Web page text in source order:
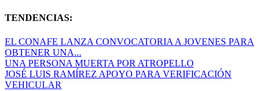
TENDENCIAS:
EL CONAFE LANZA CONVOCATORIA A JOVENES PARA
OBTENER UNA...
UNA PERSONA MUERTA POR ATROPELLO
JOSÉ LUIS RAMÍREZ APOYO PARA VERIFICACIÓN
VEHICULAR